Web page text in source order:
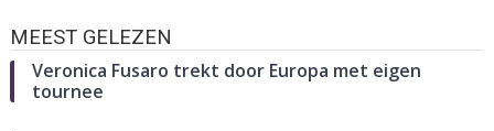
MEEST GELEZEN
Veronica Fusaro trekt door Europa met eigen
tournee